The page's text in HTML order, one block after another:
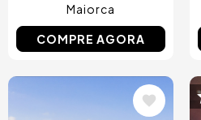
Maiorca
COMPRE AGORA
Imagem